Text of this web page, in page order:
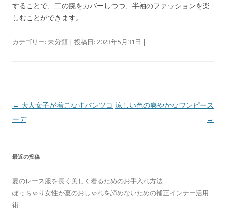
することで、二の腕をカバーしつつ、半袖のファッションを楽
しむことができます。
カテゴリー: 未分類 | 投稿日: 2023年5月31日 |
投
稿
ゲ
シ
ョ
← 大人女子が着こなすパンツコ
ーデ
涼しい色の爽やかなワンピース
→
最近の投稿
夏のレース服を長く美しく着るためのお手入れ方法
ぽっちゃり女性が夏のおしゃれを諦めないための補正インナー活用
術